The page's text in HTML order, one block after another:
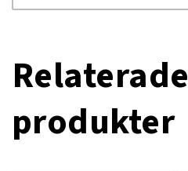
Relaterade
produkter